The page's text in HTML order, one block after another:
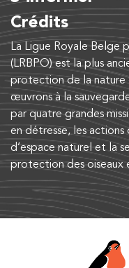
Crédits
La Ligue Royale Belge
(LRBPO) est la plus
protection de la nature
œuvrons à la
par quatre grandes
en détresse, les
d’espace naturel et la
protection des oiseaux